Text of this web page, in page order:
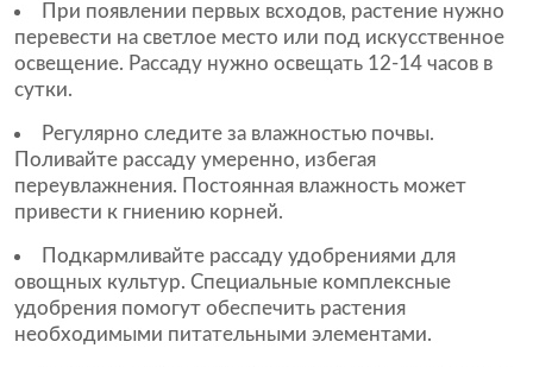
При появлении первых всходов, растение нужно
перевести на светлое место или под искусственное
освещение. Рассаду нужно освещать 12-14 часов в
сутки.
Регулярно следите за влажностью почвы.
Поливайте рассаду умеренно, избегая
переувлажнения. Постоянная влажность может
привести к гниению корней.
Подкармливайте рассаду удобрениями для
овощных культур. Специальные комплексные
удобрения помогут обеспечить растения
необходимыми питательными элементами.